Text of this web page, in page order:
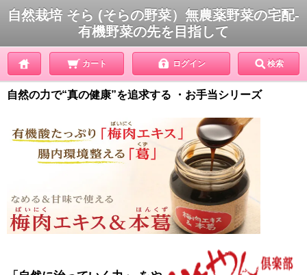
自然栽培 そら (そらの野菜）無農薬野菜の宅配-
有機野菜の先を目指して
カート ログイン 検索
自然の力で“真の健康”を追求する ・お手当シリーズ